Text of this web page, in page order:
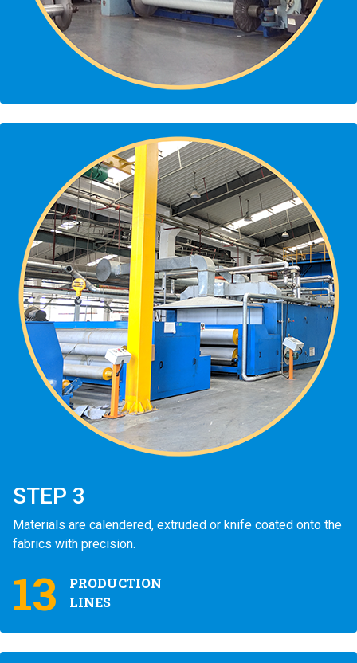
STEP 3
Materials are calendered, extruded or knife coated onto the
fabrics with precision.
13
PRODUCTION
LINES